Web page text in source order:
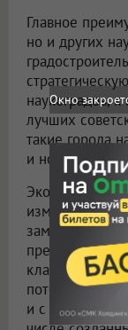
Главное
но и других
наукоградов,
лучших
такие города
и новыми
изменили
замкнутых
превратились
кластеры и
потенциалом.
и с другим
Окно